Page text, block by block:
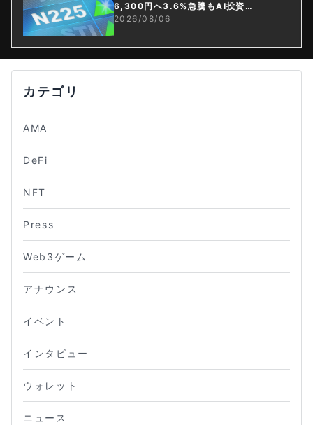
6,300円へ3.6%急騰もAI投資回
収懸念が再燃
2026/08/06
カテゴリ
AMA
DeFi
NFT
Press
Web3ゲーム
アナウンス
イベント
インタビュー
ウォレット
ニュース